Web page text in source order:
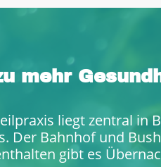
mehr
liegt zentral in
Der Bahnhof und
gibt es